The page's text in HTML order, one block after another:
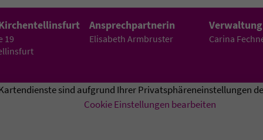
19
Ansprechpartnerin
Elisabeth Armbruster
Verwaltung
Carina
sind aufgrund Ihrer Privatsphäreneinstellungen
Cookie Einstellungen bearbeiten